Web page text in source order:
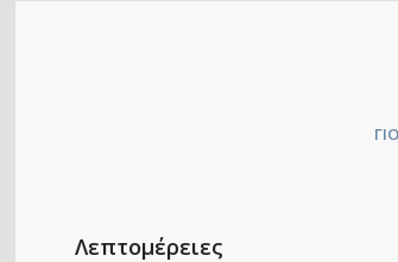
Λεπτομέρειες